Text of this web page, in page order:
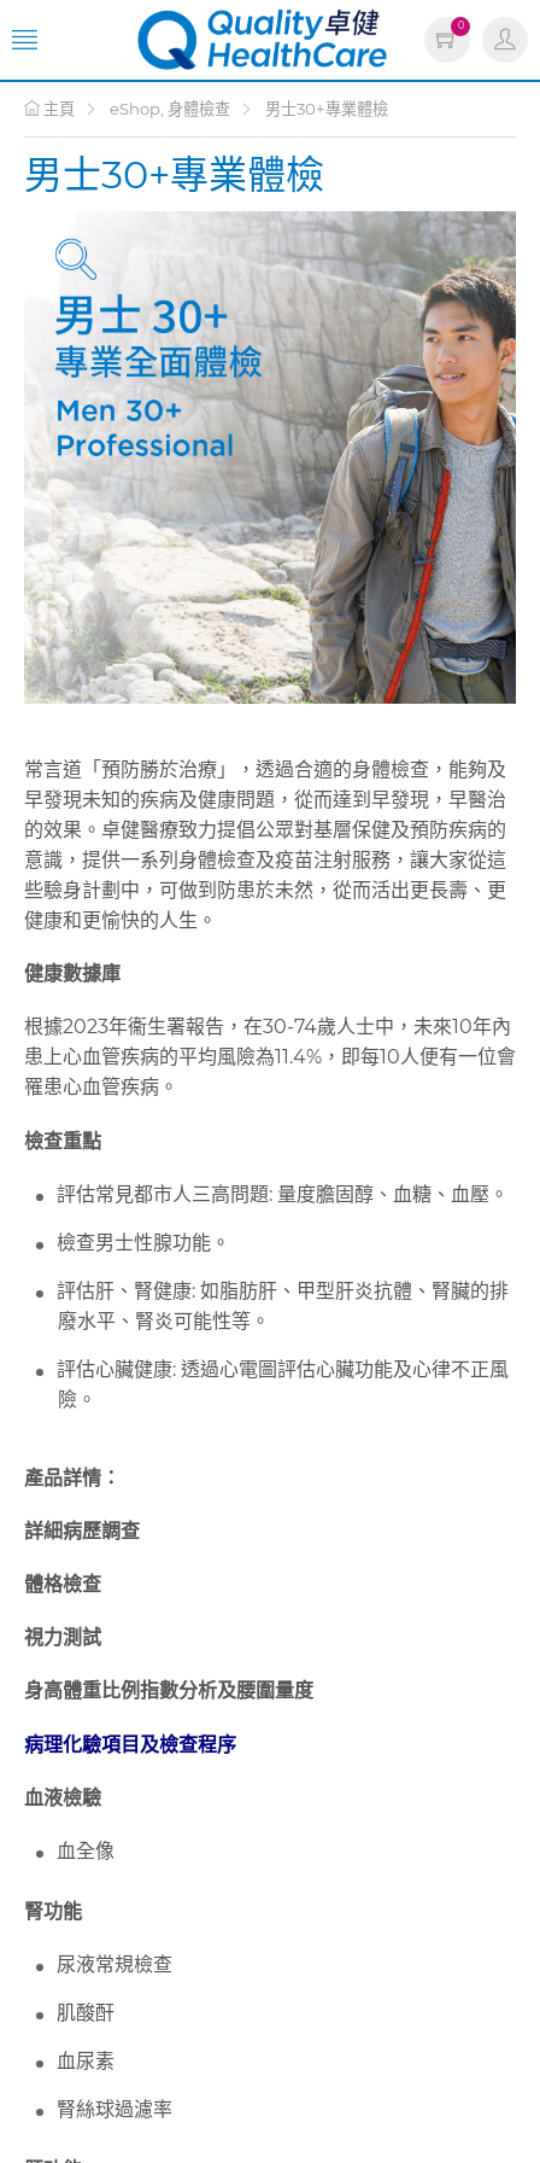
0
主頁 eShop, 身體檢查 男士30+專業體檢
男士30+專業體檢
常言道「預防勝於治療」，透過合適的身體檢查，能夠及
早發現未知的疾病及健康問題，從而達到早發現，早醫治
的效果。卓健醫療致力提倡公眾對基層保健及預防疾病的
意識，提供一系列身體檢查及疫苗注射服務，讓大家從這
些驗身計劃中，可做到防患於未然，從而活出更長壽、更
健康和更愉快的人生。
健康數據庫
根據2023年衞生署報告，在30-74歲人士中，未來10年內
患上心血管疾病的平均風險為11.4%，即每10人便有一位會
罹患心血管疾病。
檢查重點
評估常見都市人三高問題: 量度膽固醇、血糖、血壓。
檢查男士性腺功能。
評估肝、腎健康: 如脂肪肝、甲型肝炎抗體、腎臟的排
廢水平、腎炎可能性等。
評估心臟健康: 透過心電圖評估心臟功能及心律不正風
險。
產品詳情：
詳細病歷調查
體格檢查
視力測試
身高體重比例指數分析及腰圍量度
病理化驗項目及檢查程序
血液檢驗
血全像
腎功能
尿液常規檢查
肌酸酐
血尿素
腎絲球過濾率